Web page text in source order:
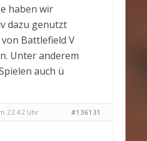
haben wir
dazu genutzt
Battlefield V
Unter anderem
auch ü
22:42 Uhr #136131